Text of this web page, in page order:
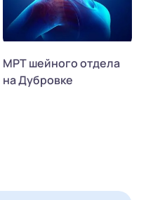
МРТ шейного отдела
на Дубровке